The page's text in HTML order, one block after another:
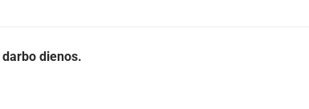
dienos.